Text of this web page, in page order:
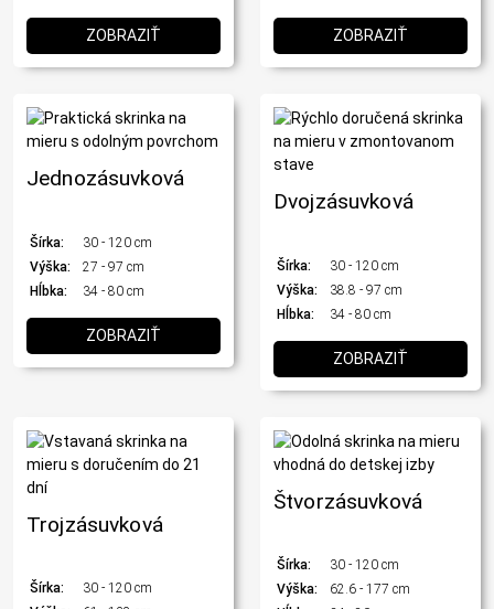
ZOBRAZIŤ ZOBRAZIŤ
Jednozásuvková
Šírka:
30 - 120 cm
Výška:
27 - 97 cm
Hĺbka:
34 - 80 cm
ZOBRAZIŤ
Dvojzásuvková
Šírka:
30 - 120 cm
Výška:
38.8 - 97 cm
Hĺbka:
34 - 80 cm
ZOBRAZIŤ
Trojzásuvková
Šírka:
30 - 120 cm
Štvorzásuvková
Šírka:
30 - 120 cm
Výška:
62.6 - 177 cm